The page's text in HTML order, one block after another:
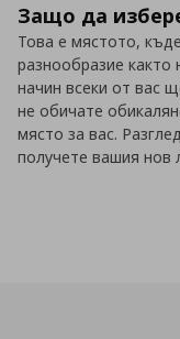
Защо да
Това е мястото,
разнообразие
начин всеки от вас
не обичате
място за вас.
получете вашия нов